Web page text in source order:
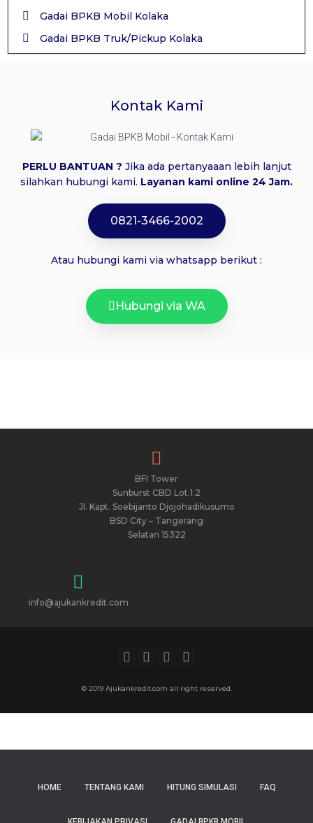
Gadai BPKB Mobil Kolaka
Gadai BPKB Truk/Pickup Kolaka
Kontak Kami
PERLU BANTUAN ? Jika ada pertanyaaan lebih lanjut
silahkan hubungi kami. Layanan kami online 24 Jam.
0821-3466-2002
Atau hubungi kami via whatsapp berikut :
Hubungi via WA
BFI Tower
Sunburst CBD Lot.1.2
Jl. Kapt. Soebijanto Djojohadikusumo
BSD City – Tangerang
Selatan 15322
info@ajukankredit.com
© 2019 Ajukankredit.com all right reserved.
HOME TENTANG KAMI HITUNG SIMULASI FAQ